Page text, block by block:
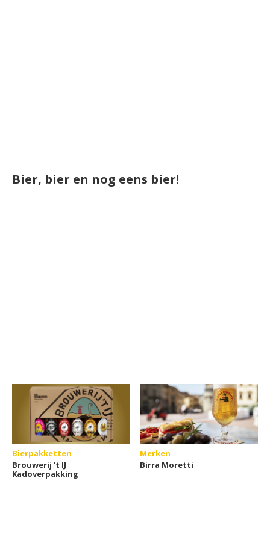
Bier, bier en nog eens bier!
Bierpakketten
Brouwerij 't IJ
Kadoverpakking
Merken
Birra Moretti